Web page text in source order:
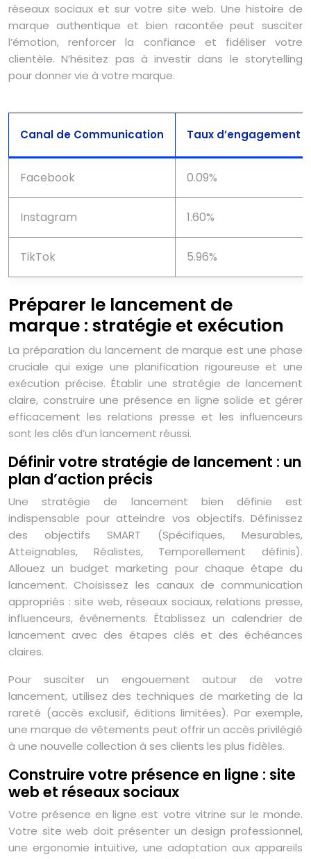
réseaux sociaux et sur votre site web. Une histoire de
marque authentique et bien racontée peut susciter
l’émotion, renforcer la confiance et fidéliser votre
clientèle. N’hésitez pas à investir dans le storytelling
pour donner vie à votre marque.
Canal de Communication Taux d’engagement
Facebook 0.09%
Instagram 1.60%
TikTok 5.96%
Préparer le lancement de
marque : stratégie et exécution
La préparation du lancement de marque est une phase
cruciale qui exige une planification rigoureuse et une
exécution précise. Établir une stratégie de lancement
claire, construire une présence en ligne solide et gérer
efficacement les relations presse et les influenceurs
sont les clés d’un lancement réussi.
Définir votre stratégie de lancement : un
plan d’action précis
Une stratégie de lancement bien définie est
indispensable pour atteindre vos objectifs. Définissez
des objectifs SMART (Spécifiques, Mesurables,
Atteignables, Réalistes, Temporellement définis).
Allouez un budget marketing pour chaque étape du
lancement. Choisissez les canaux de communication
appropriés : site web, réseaux sociaux, relations presse,
influenceurs, événements. Établissez un calendrier de
lancement avec des étapes clés et des échéances
claires.
Pour susciter un engouement autour de votre
lancement, utilisez des techniques de marketing de la
rareté (accès exclusif, éditions limitées). Par exemple,
une marque de vêtements peut offrir un accès privilégié
à une nouvelle collection à ses clients les plus fidèles.
Construire votre présence en ligne : site
web et réseaux sociaux
Votre présence en ligne est votre vitrine sur le monde.
Votre site web doit présenter un design professionnel,
une ergonomie intuitive, une adaptation aux appareils